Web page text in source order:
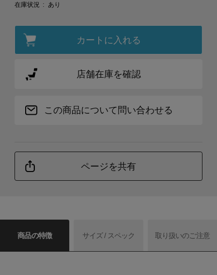
在庫状況
あり
カートに入れる
店舗在庫を確認
この商品について問い合わせる
ページを共有
商品の特徴 サイズ / スペック 取り扱いのご注意